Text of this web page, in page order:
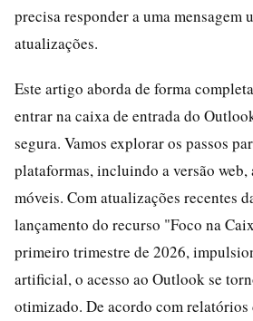
precisa responder a uma mensagem
atualizações.
Este artigo aborda de forma
entrar na caixa de entrada do
segura. Vamos explorar os passos
plataformas, incluindo a versão
móveis. Com atualizações recentes
lançamento do recurso "Foco na
primeiro trimestre de 2026,
artificial, o acesso ao Outlook se
otimizado. De acordo com